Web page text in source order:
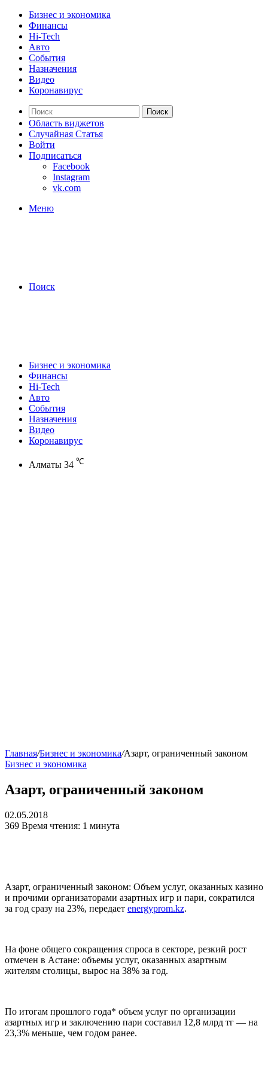
Бизнес и экономика
Финансы
Hi-Tech
Авто
События
Назначения
Видео
Коронавирус
Поиск
Область виджетов
Случайная Статья
Войти
Подписаться
Facebook
Instagram
vk.com
Меню
Поиск
Бизнес и экономика
Финансы
Hi-Tech
Авто
События
Назначения
Видео
Коронавирус
Алматы 34 ℃
Главная/Бизнес и экономика/Азарт, ограниченный законом
Бизнес и экономика
Азарт, ограниченный законом
02.05.2018
369 Время чтения: 1 минута
Азарт, ограниченный законом: Объем услуг, оказанных казино
и прочими организаторами азартных игр и пари, сократился
за год сразу на 23%, передает energyprom.kz.
На фоне общего сокращения спроса в секторе, резкий рост
отмечен в Астане: объемы услуг, оказанных азартным
жителям столицы, вырос на 38% за год.
По итогам прошлого года* объем услуг по организации
азартных игр и заключению пари составил 12,8 млрд тг — на
23,3% меньше, чем годом ранее.